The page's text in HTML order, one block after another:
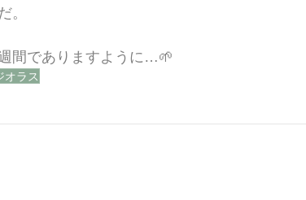
。
間でありますように…🌱
オラス